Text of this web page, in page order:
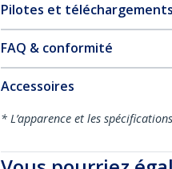
Pilotes et téléchargements
FAQ & conformité
Accessoires
* L’apparence et les